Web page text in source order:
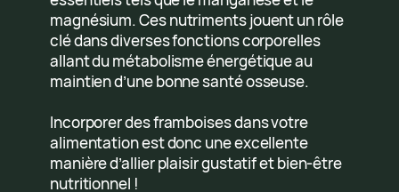
magnésium. Ces nutriments jouent un rôle
clé dans diverses fonctions corporelles
allant du métabolisme énergétique au
maintien d’une bonne santé osseuse.
Incorporer des framboises dans votre
alimentation est donc une excellente
manière d’allier plaisir gustatif et bien-être
nutritionnel !